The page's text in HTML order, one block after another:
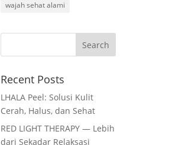
wajah sehat alami
Recent Posts
LHALA Peel: Solusi Kulit
Cerah, Halus, dan Sehat
RED LIGHT THERAPY — Lebih
dari Sekadar Relaksasi